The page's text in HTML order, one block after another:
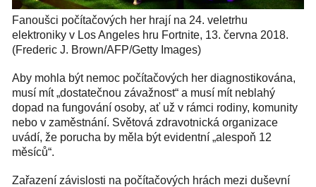
Fanoušci počítačových her hrají na 24. veletrhu
elektroniky v Los Angeles hru Fortnite, 13. června 2018.
(Frederic J. Brown/AFP/Getty Images)
Aby mohla být nemoc počítačových her diagnostikována,
musí mít „dostatečnou závažnost“ a musí mít neblahý
dopad na fungování osoby, ať už v rámci rodiny, komunity
nebo v zaměstnání. Světová zdravotnická organizace
uvádí, že porucha by měla být evidentní „alespoň 12
měsíců“.
Zařazení závislosti na počítačových hrách mezi duševní